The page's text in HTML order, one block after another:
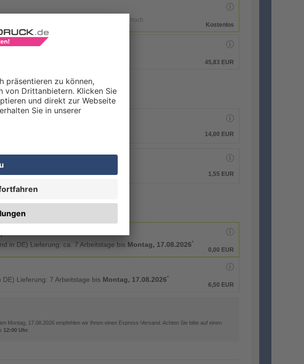
der Bestellung Ihre eigenen Druckdaten hoch.
Kostenlos
45,83 EUR
14,00 EUR
1,55 EUR
in DE) Lieferung: ca. 7 Arbeitstage bis Montag, 17.08.2026*
0,00 EUR
DE) Lieferung: 7 Arbeitstage bis Montag, 17.08.2026*
6,50 EUR
Montag, 17.08.2026 empfehlen wir Ihnen einen Express-Versand. Achten Sie bitte auf einen
12:00 Uhr